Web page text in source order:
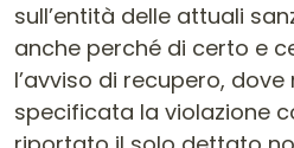
sull’entità delle attuali
anche perché di certo e
l’avviso di recupero,
specificata la violazione